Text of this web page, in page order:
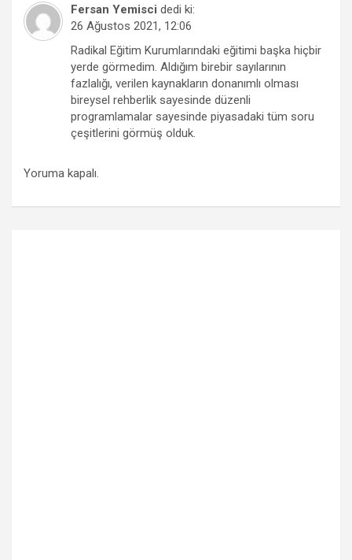
Fersan Yemisci dedi ki:
26 Ağustos 2021, 12:06
Radikal Eğitim Kurumlarındaki eğitimi başka hiçbir
yerde görmedim. Aldığım birebir sayılarının
fazlalığı, verilen kaynakların donanımlı olması
bireysel rehberlik sayesinde düzenli
programlamalar sayesinde piyasadaki tüm soru
çeşitlerini görmüş olduk.
Yoruma kapalı.